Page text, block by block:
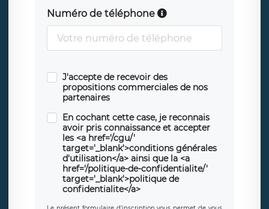
Numéro de téléphone
J'accepte de recevoir des
propositions commerciales de nos
partenaires
En cochant cette case, je reconnais
avoir pris connaissance et accepter
les <a href='/cgu/'
target='_blank'>conditions générales
d'utilisation</a> ainsi que la <a
href='/politique-de-confidentialite/'
target='_blank'>politique de
confidentialite</a>